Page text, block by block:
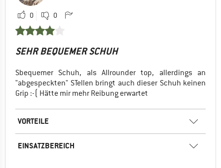
0 0
SEHR BEQUEMER SCHUH
Sbequemer Schuh, als Allrounder top, allerdings an
"abgespeckten" STellen bringt auch dieser Schuh keinen
Grip :-( Hätte mir mehr Reibung erwartet
VORTEILE
EINSATZBEREICH